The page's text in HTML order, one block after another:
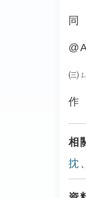
同
㈢
作
相
抌 、